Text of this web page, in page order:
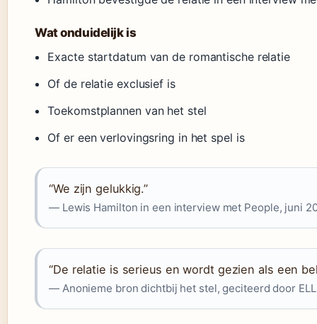
Wat onduidelijk is
Exacte startdatum van de romantische relatie
Of de relatie exclusief is
Toekomstplannen van het stel
Of er een verlovingsring in het spel is
“We zijn gelukkig.”
— Lewis Hamilton in een interview met People, juni
“De relatie is serieus en wordt gezien als een
— Anonieme bron dichtbij het stel, geciteerd door